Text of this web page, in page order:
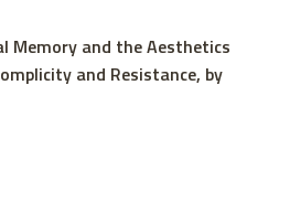
Memory and the Aesthetics
and Resistance, by